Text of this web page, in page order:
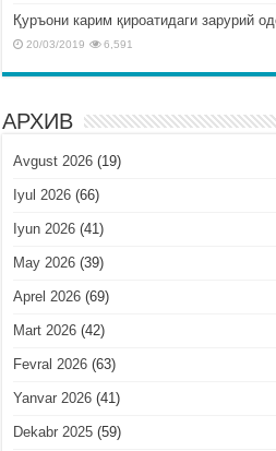
Қуръони карим қироатидаги зарурий
20/03/2019 6,591
АРХИВ
Avgust 2026 (19)
Iyul 2026 (66)
Iyun 2026 (41)
May 2026 (39)
Aprel 2026 (69)
Mart 2026 (42)
Fevral 2026 (63)
Yanvar 2026 (41)
Dekabr 2025 (59)